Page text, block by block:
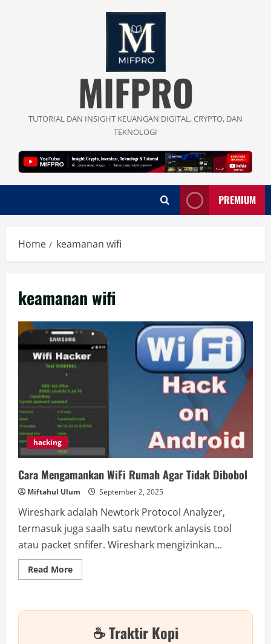
MIFPRO
TUTORIAL DAN INSIGHT KEUANGAN DIGITAL, CRYPTO, DAN
TEKNOLOGI
PREMIUM
Home keamanan wifi
keamanan wifi
hacking
Cara Mengamankan WiFi Rumah Agar Tidak Dibobol
Miftahul Ulum September 2, 2025
Wireshark adalah Newtork Protocol Analyzer,
termasuk juga saalh satu newtork anlaysis tool
atau packet snfifer. Wireshark mengizinkan...
Read MoreRead
more
WiFi
Tidak☕ Traktir Kopi